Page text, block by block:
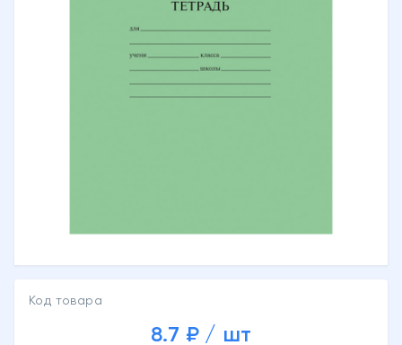
Код товара
8.7 ₽ / шт